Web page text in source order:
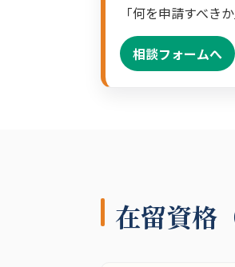
「何を申請すべき
相談フォームへ
在留資格